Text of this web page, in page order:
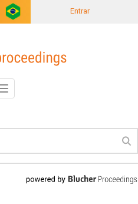
Entrar
Toggle
navigation